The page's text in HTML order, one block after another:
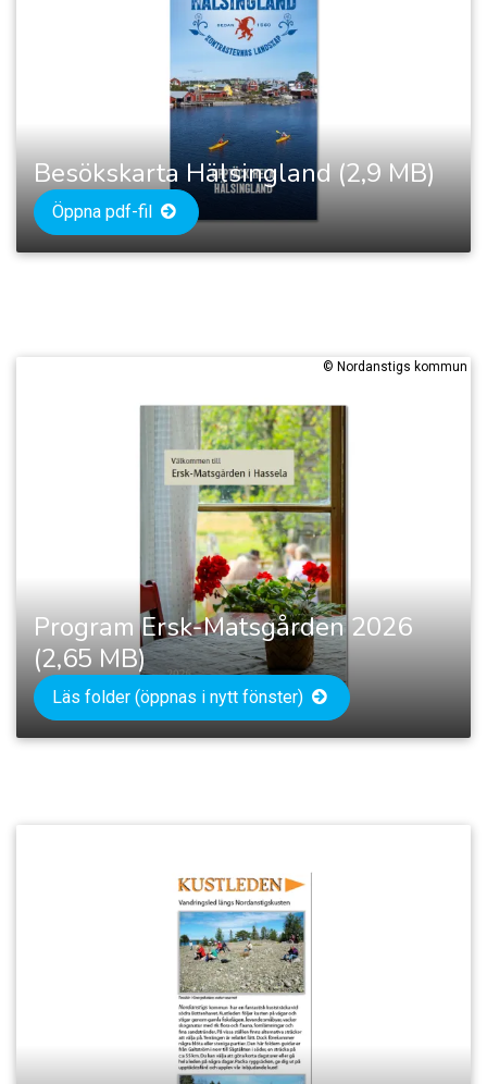
Besökskarta Hälsingland (2,9 MB)
Öppna pdf-fil
© Nordanstigs kommun
Program Ersk-Matsgården 2026
(2,65 MB)
Läs folder (öppnas i nytt fönster)